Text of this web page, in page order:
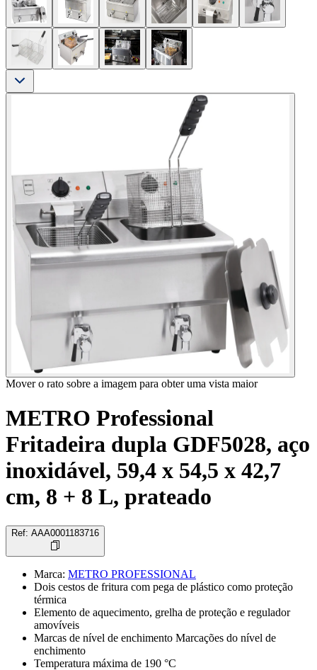
Mover o rato sobre a imagem para obter uma vista maior
METRO Professional
Fritadeira dupla GDF5028, aço
inoxidável, 59,4 x 54,5 x 42,7
cm, 8 + 8 L, prateado
Ref: AAA0001183716
Marca: METRO PROFESSIONAL
Dois cestos de fritura com pega de plástico como proteção
térmica
Elemento de aquecimento, grelha de proteção e regulador
amovíveis
Marcas de nível de enchimento Marcações do nível de
enchimento
Temperatura máxima de 190 °C